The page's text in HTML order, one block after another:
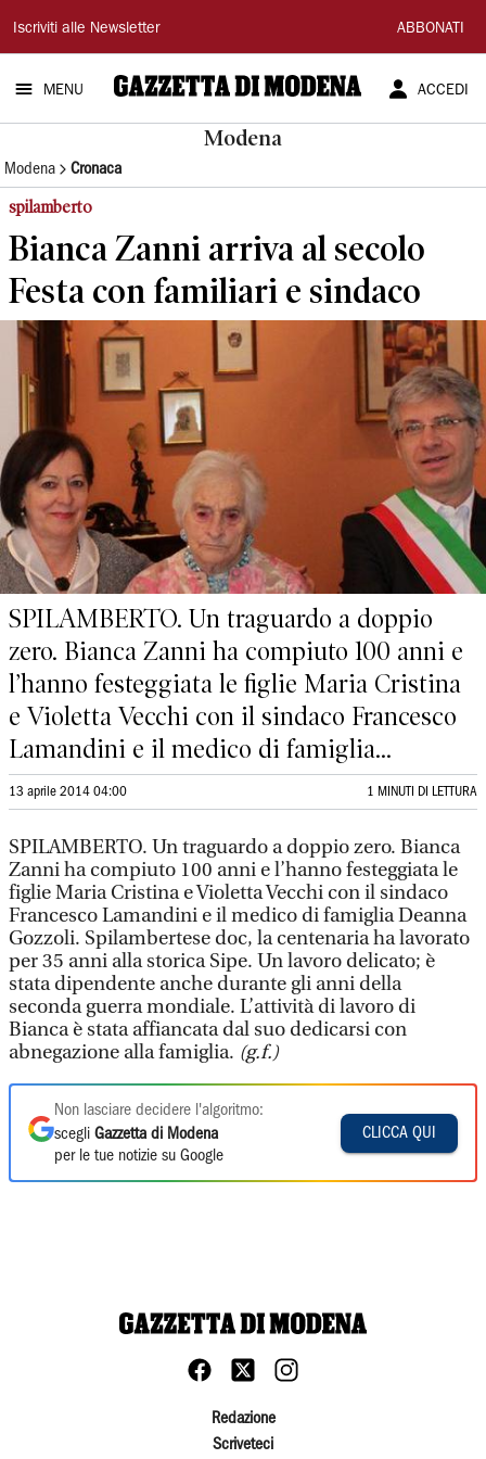
Gazzetta
di
Modena
Iscriviti alle Newsletter ABBONATI
MENU ACCEDI
Modena
Modena Cronaca
spilamberto
Bianca Zanni arriva al secolo
Festa con familiari e sindaco
SPILAMBERTO. Un traguardo a doppio
zero. Bianca Zanni ha compiuto 100 anni e
l’hanno festeggiata le figlie Maria Cristina
e Violetta Vecchi con il sindaco Francesco
Lamandini e il medico di famiglia...
13 aprile 2014 04:00 1 MINUTI DI LETTURA
SPILAMBERTO. Un traguardo a doppio zero. Bianca
Zanni ha compiuto 100 anni e l’hanno festeggiata le
figlie Maria Cristina e Violetta Vecchi con il sindaco
Francesco Lamandini e il medico di famiglia Deanna
Gozzoli. Spilambertese doc, la centenaria ha lavorato
per 35 anni alla storica Sipe. Un lavoro delicato; è
stata dipendente anche durante gli anni della
seconda guerra mondiale. L’attività di lavoro di
Bianca è stata affiancata dal suo dedicarsi con
abnegazione alla famiglia. (g.f.)
Non lasciare decidere l'algoritmo:
scegli Gazzetta di Modena
per le tue notizie su Google
CLICCA QUI
Redazione
Scriveteci